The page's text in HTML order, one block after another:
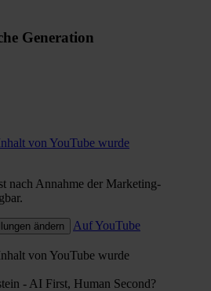
Generation
von YouTube wurde
nach Annahme der Marketing-
ändern
Auf YouTube
von YouTube wurde
- AI First, Human Second?